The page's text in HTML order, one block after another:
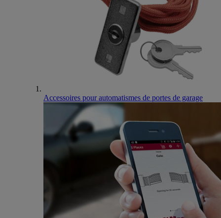
Accessoires pour automatismes de portes de garage